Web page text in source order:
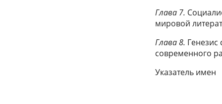
Глава 7.
мировой
Глава 8. Генезис
современного
Указатель имен